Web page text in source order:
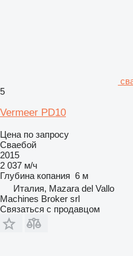
5
Vermeer PD10
Цена по запросу
Сваебой
2015
2 037 м/ч
Глубина копания 6 м
Италия, Mazara del Vallo
Machines Broker srl
Связаться с продавцом